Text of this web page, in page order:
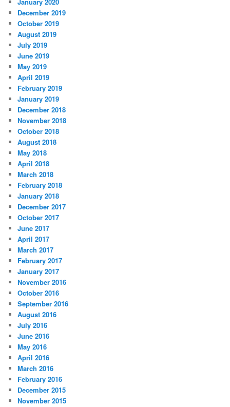
January 2020
December 2019
October 2019
August 2019
July 2019
June 2019
May 2019
April 2019
February 2019
January 2019
December 2018
November 2018
October 2018
August 2018
May 2018
April 2018
March 2018
February 2018
January 2018
December 2017
October 2017
June 2017
April 2017
March 2017
February 2017
January 2017
November 2016
October 2016
September 2016
August 2016
July 2016
June 2016
May 2016
April 2016
March 2016
February 2016
December 2015
November 2015